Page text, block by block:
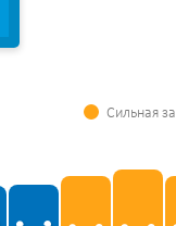
Сильная